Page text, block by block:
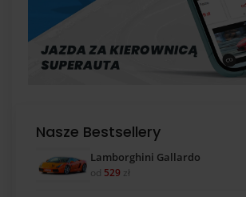
Nasze Bestsellery
Lamborghini Gallardo
od 529 zł